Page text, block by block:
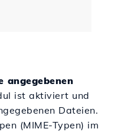
angegebenen
ist aktiviert und
Dateien.
(MIME-Typen) im